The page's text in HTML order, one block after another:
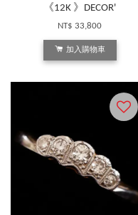
《12K 》DECOR'
NT$ 33,800
加入購物車